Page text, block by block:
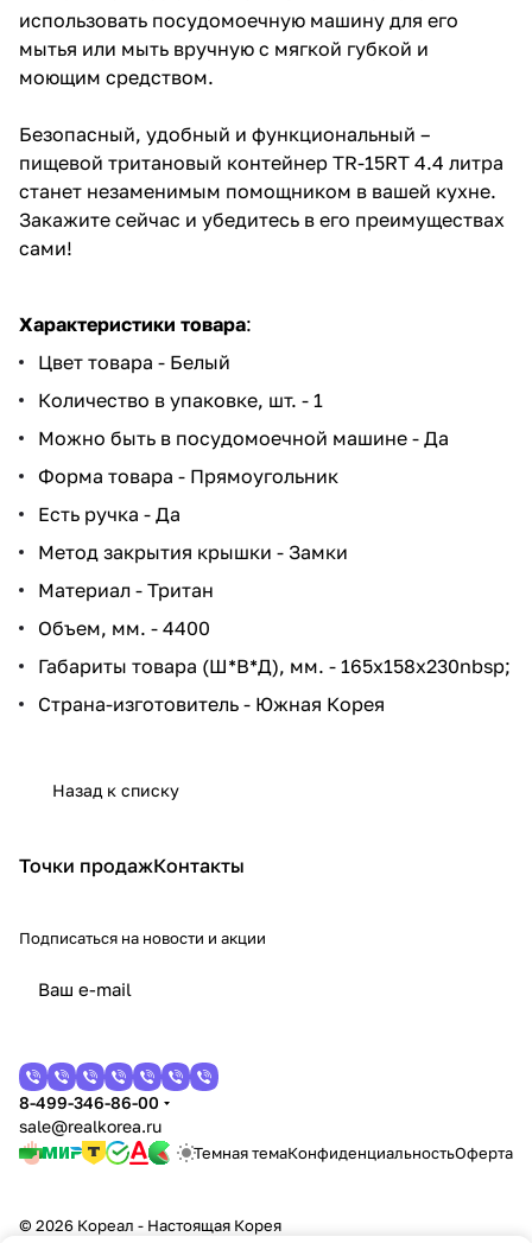
использовать посудомоечную машину для его
мытья или мыть вручную с мягкой губкой и
моющим средством.
Безопасный, удобный и функциональный –
пищевой тритановый контейнер TR-15RT 4.4 литра
станет незаменимым помощником в вашей кухне.
Закажите сейчас и убедитесь в его преимуществах
сами!
Характеристики товара:
Цвет товара - Белый
Количество в упаковке, шт. - 1
Можно быть в посудомоечной машине - Да
Форма товара - Прямоугольник
Есть ручка - Да
Метод закрытия крышки - Замки
Материал - Тритан
Объем, мм. - 4400
Габариты товара (Ш*В*Д), мм. - 165x158x230nbsp;
Страна-изготовитель - Южная Корея
Назад к списку
Точки продажКонтакты
Подписаться на новости и акции
8-499-346-86-00
sale@realkorea.ru
Темная темаКонфиденциальностьОферта
© 2026 Кореал - Настоящая Корея